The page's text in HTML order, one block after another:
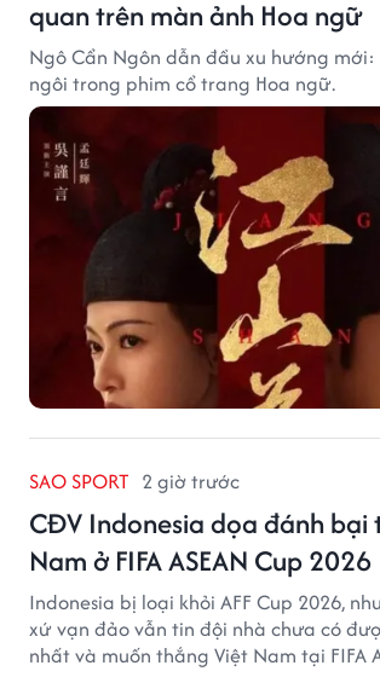
quan trên màn ảnh Hoa ngữ
Ngô Cẩn Ngôn dẫn đầu xu hướng
ngôi trong phim cổ trang Hoa ngữ.
SAO SPORT 2 giờ trước
CĐV Indonesia dọa đánh bại
Nam ở FIFA ASEAN Cup 2026
Indonesia bị loại khỏi AFF Cup 2026,
xứ vạn đảo vẫn tin đội nhà chưa có
nhất và muốn thắng Việt Nam tại FIFA